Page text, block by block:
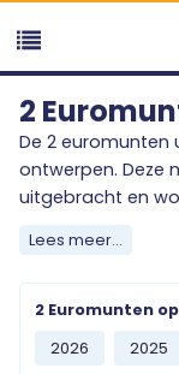
2
De 2 euromunten
ontwerpen. Deze
uitgebracht en
verzamelen van
verzameling.
Ontdek het
Lees meer...
2 Euromunten
2026
2025